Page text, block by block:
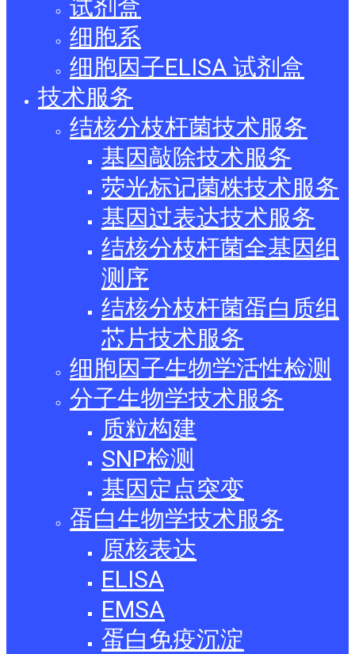
试剂盒
细胞系
细胞因子ELISA 试剂盒
技术服务
结核分枝杆菌技术服务
基因敲除技术服务
荧光标记菌株技术服务
基因过表达技术服务
结核分枝杆菌全基因组
测序
结核分枝杆菌蛋白质组
芯片技术服务
细胞因子生物学活性检测
分子生物学技术服务
质粒构建
SNP检测
基因定点突变
蛋白生物学技术服务
原核表达
ELISA
EMSA
蛋白免疫沉淀